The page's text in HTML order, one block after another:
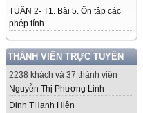
TUẦN 2- T1. Bài 5. Ôn tập các
phép tính...
THÀNH VIÊN TRỰC TUYẾN
2238 khách và 37 thành viên
Nguyễn Thị Phương Linh
Đinh THanh Hiền